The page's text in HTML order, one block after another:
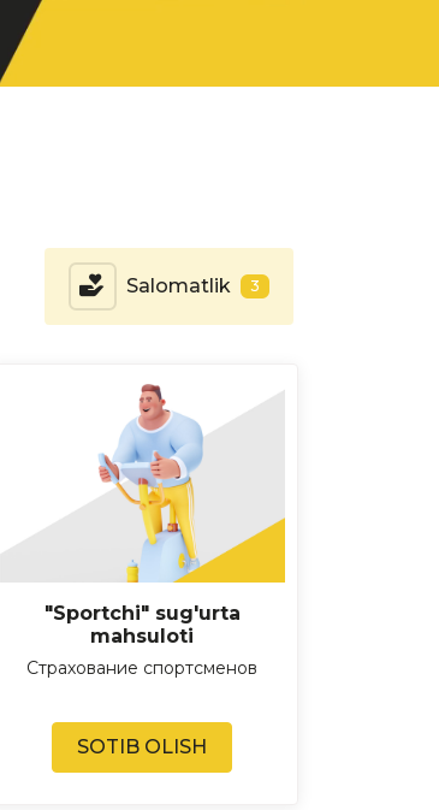
Salomatlik 3
"Sportchi" sug'urta
mahsuloti
Страхование спортсменов
SOTIB OLISH